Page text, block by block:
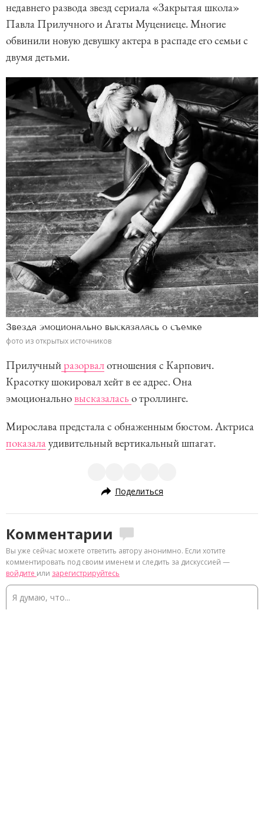
недавнего развода звезд сериала «Закрытая школа»
Павла Прилучного и Агаты Муцениеце. Многие
обвинили новую девушку актера в распаде его семьи с
двумя детьми.
Звезда эмоционально высказалась о съемке
фото из открытых источников
Прилучныйразорвалотношения с Карпович.
Красотку шокировал хейт в ее адрес. Она
эмоциональновысказалась о троллинге.
Мирослава предстала с обнаженным бюстом. Актриса
показалаудивительный вертикальный шпагат.
Поделиться
Комментарии
Вы уже сейчас можете ответить автору анонимно. Если хотите
комментировать под своим именем и следить за дискуссией —
войдите или зарегистрируйтесь